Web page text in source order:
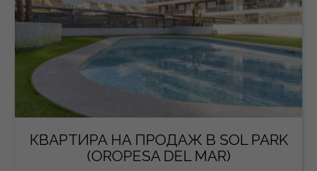
КВАРТИРА НА ПРОДАЖ В SOL PARK
(OROPESA DEL MAR)